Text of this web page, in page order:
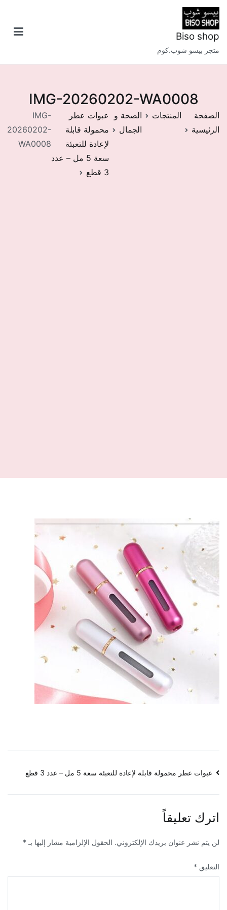
تخطى
إلى
المحتوى
Biso shop
متجر بيسو شوب.كوم
IMG-20260202-WA0008
الصفحة
الرئيسية
المنتجات
الصحة و
الجمال
عبوات عطر
محمولة قابلة
لإعادة للتعبئة
سعة 5 مل – عدد
3 قطع
IMG-
20260202-
WA0008
تصفّح
عبوات عطر محمولة قابلة لإعادة للتعبئة سعة 5 مل – عدد 3 قطع
اترك تعليقاً
لن يتم نشر عنوان بريدك الإلكتروني. الحقول الإلزامية مشار إليها بـ *
التعليق *